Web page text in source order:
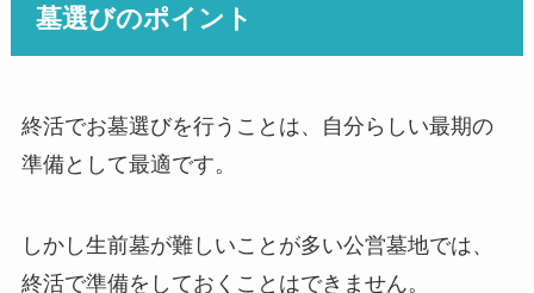
墓選びのポイント
終活でお墓選びを行うことは、自分らしい最期の
準備として最適です。
しかし生前墓が難しいことが多い公営墓地では、
終活で準備をしておくことはできません。